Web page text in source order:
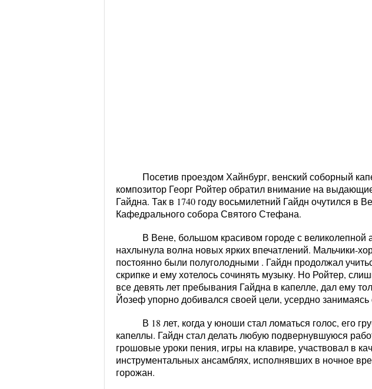
Посетив проездом Хайнбург, венский соборный
композитор Георг Ройтер обратил внимание на
Гайдна. Так в 1740 году восьмилетний Гайдн очутился в
Кафедрального собора Святого Стефана.
В Вене, большом красивом городе с великолепной
нахлынула волна новых ярких впечатлений. Мальчики-
постоянно были полуголодными . Гайдн продолжал
скрипке и ему хотелось сочинять музыку. Но Ройтер,
все девять лет пребывания Гайдна в капелле, дал ему
Йозеф упорно добивался своей цели, усердно занимаясь
В 18 лет, когда у юноши стал ломаться голос, его
капеллы. Гайдн стал делать любую подвернувшуюся
грошовые уроки пения, игры на клавире, участвовал в
инструментальных ансамблях, исполнявших в ночное
горожан.